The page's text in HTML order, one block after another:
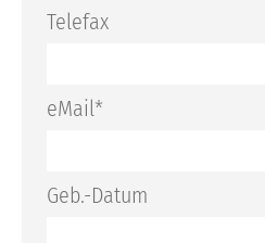
Telefax
eMail*
Geb.-Datum